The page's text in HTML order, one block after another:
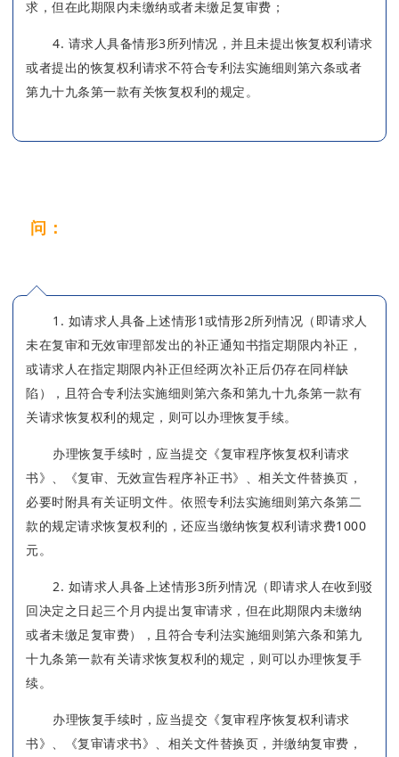
求，但在此期限内未缴纳或者未缴足复审费；
4. 请求人具备情形3所列情况，并且未提出恢复权利请求
或者提出的恢复权利请求不符合专利法实施细则第六条或者
第九十九条第一款有关恢复权利的规定。
问：
1. 如请求人具备上述情形1或情形2所列情况（即请求人
未在复审和无效审理部发出的补正通知书指定期限内补正，
或请求人在指定期限内补正但经两次补正后仍存在同样缺
陷），且符合专利法实施细则第六条和第九十九条第一款有
关请求恢复权利的规定，则可以办理恢复手续。
办理恢复手续时，应当提交《复审程序恢复权利请求
书》、《复审、无效宣告程序补正书》、相关文件替换页，
必要时附具有关证明文件。依照专利法实施细则第六条第二
款的规定请求恢复权利的，还应当缴纳恢复权利请求费1000
元。
2. 如请求人具备上述情形3所列情况（即请求人在收到驳
回决定之日起三个月内提出复审请求，但在此期限内未缴纳
或者未缴足复审费），且符合专利法实施细则第六条和第九
十九条第一款有关请求恢复权利的规定，则可以办理恢复手
续。
办理恢复手续时，应当提交《复审程序恢复权利请求
书》、《复审请求书》、相关文件替换页，并缴纳复审费，